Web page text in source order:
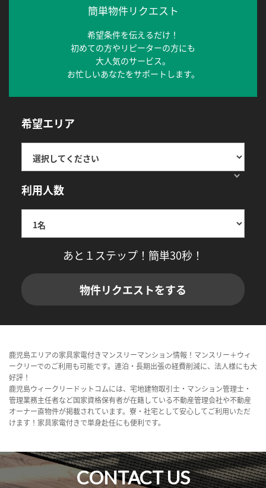
簡単物件リクエスト
希望条件を伝えるだけ！
初めての方やリピーターの方にも
大人気のサービス。
お忙しいあなたをサポートします。
希望エリア
利用人数
あと１ステップ！簡単30秒！
物件リクエストをする
鹿児島エリアの家具家電付きマンスリーマンション情報！マンスリー＋ウィ
ークリーでのご利用も可能です。連泊・長期出張の経費削減に、法人様にも大
好評！
鹿児島ウィークリードットコムには、宅地建物取引士・マンション管理士・
管理業務主任者など国家資格保有者が在籍している不動産管理会社や不動産
オーナー直物件が掲載されています。寮・社宅として安心してご利用いただ
けます！家具家電付きで単身赴任にも便利です。
CONTACT US